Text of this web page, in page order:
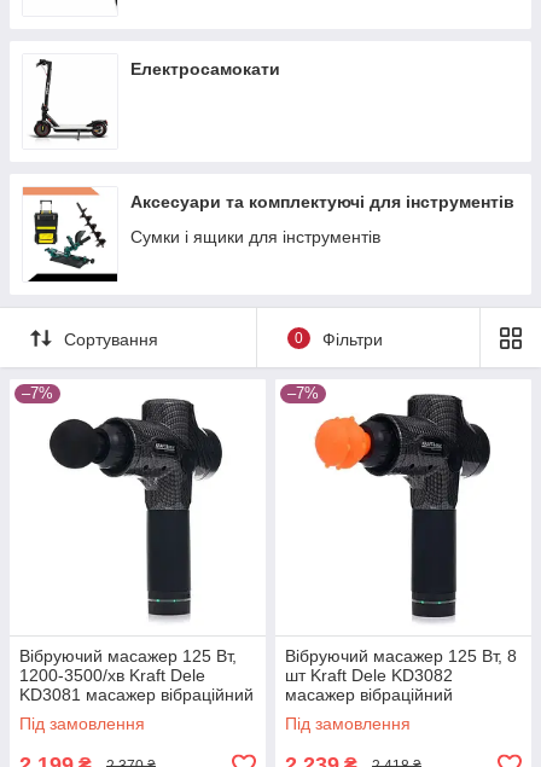
Електросамокати
Аксесуари та комплектуючі для інструментів
Сумки і ящики для інструментів
Сортування 0 Фільтри
–7%
Вібруючий масажер 125 Вт,
1200-3500/хв Kraft Dele
KD3081 масажер вібраційний
Під замовлення
–7%
Вібруючий масажер 125 Вт, 8
шт Kraft Dele KD3082
масажер вібраційний
Під замовлення